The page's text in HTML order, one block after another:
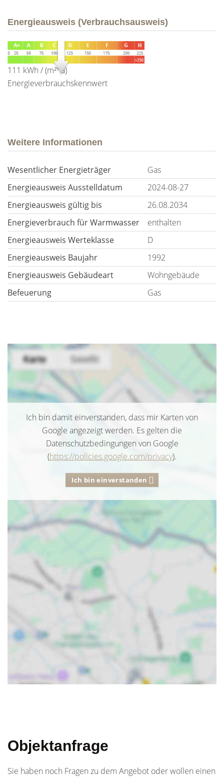
Energieausweis (Verbrauchsausweis)
111 kWh / (m²*a)
Energieverbrauchskennwert
Weitere Informationen
Wesentlicher Energieträger
Gas
Energieausweis Ausstelldatum
2024-08-27
Energieausweis gültig bis
26.08.2034
Energieverbrauch für Warmwasser
enthalten
Energieausweis Werteklasse
D
Energieausweis Baujahr
1992
Energieausweis Gebäudeart
Wohngebäude
Befeuerung
Gas
Ich bin damit einverstanden, dass mir Karten von
Google angezeigt werden. Es gelten die
Datenschutzbedingungen von Google
(https://policies.google.com/privacy).
Ich bin einverstanden
Objektanfrage
Sie haben noch Fragen zu dem Angebot oder wollen einen